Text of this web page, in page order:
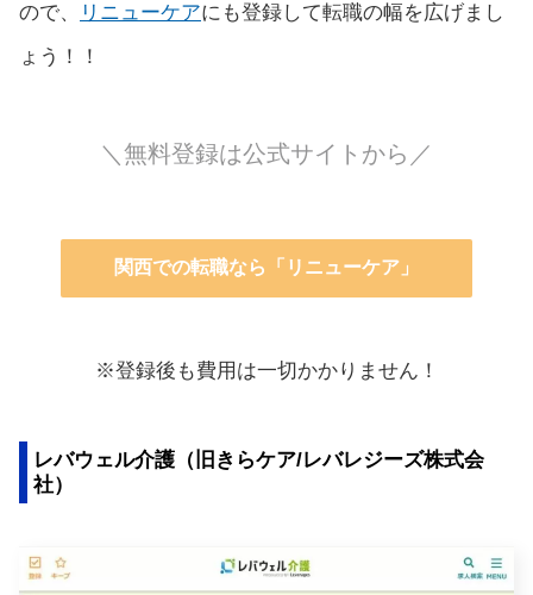
ので、
リニューケアにも登録して転職の幅を広げまし
ょう！！
＼無料登録は公式サイトから／
関西での転職なら「リニューケア」
※登録後も費用は一切かかりません！
レバウェル介護（旧きらケア/レバレジーズ株式会
社）